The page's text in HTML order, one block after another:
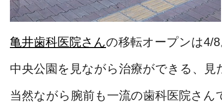
亀井歯科医院さんの移転オープンは4/
中央公園を見ながら治療ができる、見
当然ながら腕前も一流の歯科医院さん